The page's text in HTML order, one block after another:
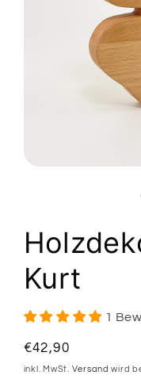
Kurt
1
Normaler
Preis
€42,90
inkl. MwSt. Versand wird